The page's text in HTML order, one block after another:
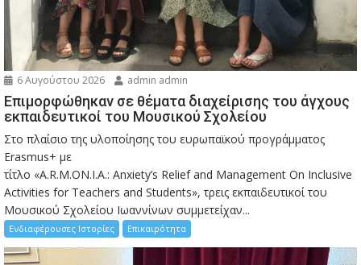
6 Αυγούστου 2026 admin admin
Eπιμορφώθηκαν σε θέματα διαχείρισης του άγχους
εκπαιδευτικοί του Μουσικού Σχολείου
Στο πλαίσιο της υλοποίησης του ευρωπαϊκού προγράμματος
Erasmus+ με
τίτλο «A.R.M.ON.I.A.: Anxiety’s Relief and Management On Inclusive
Activities for Teachers and Students», τρεις εκπαιδευτικοί του
Μουσικού Σχολείου Ιωαννίνων συμμετείχαν...
Ενδιαφέρουσες Ιστορίες Επικαιρότητα